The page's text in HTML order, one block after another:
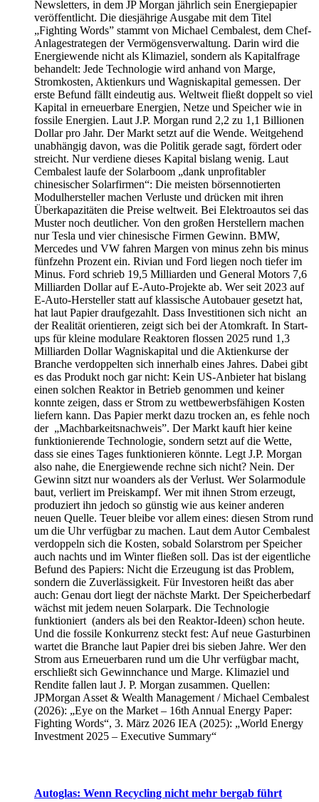
Newsletters, in dem JP Morgan jährlich sein Energiepapier
veröffentlicht. Die diesjährige Ausgabe mit dem Titel
„Fighting Words” stammt von Michael Cembalest, dem Chef-
Anlagestrategen der Vermögensverwaltung. Darin wird die
Energiewende nicht als Klimaziel, sondern als Kapitalfrage
behandelt: Jede Technologie wird anhand von Marge,
Stromkosten, Aktienkurs und Wagniskapital gemessen. Der
erste Befund fällt eindeutig aus. Weltweit fließt doppelt so viel
Kapital in erneuerbare Energien, Netze und Speicher wie in
fossile Energien. Laut J.P. Morgan rund 2,2 zu 1,1 Billionen
Dollar pro Jahr. Der Markt setzt auf die Wende. Weitgehend
unabhängig davon, was die Politik gerade sagt, fördert oder
streicht. Nur verdiene dieses Kapital bislang wenig. Laut
Cembalest laufe der Solarboom „dank unprofitabler
chinesischer Solarfirmen“: Die meisten börsennotierten
Modulhersteller machen Verluste und drücken mit ihren
Überkapazitäten die Preise weltweit. Bei Elektroautos sei das
Muster noch deutlicher. Von den großen Herstellern machen
nur Tesla und vier chinesische Firmen Gewinn. BMW,
Mercedes und VW fahren Margen von minus zehn bis minus
fünfzehn Prozent ein. Rivian und Ford liegen noch tiefer im
Minus. Ford schrieb 19,5 Milliarden und General Motors 7,6
Milliarden Dollar auf E-Auto-Projekte ab. Wer seit 2023 auf
E-Auto-Hersteller statt auf klassische Autobauer gesetzt hat,
hat laut Papier draufgezahlt. Dass Investitionen sich nicht an
der Realität orientieren, zeigt sich bei der Atomkraft. In Start-
ups für kleine modulare Reaktoren flossen 2025 rund 1,3
Milliarden Dollar Wagniskapital und die Aktienkurse der
Branche verdoppelten sich innerhalb eines Jahres. Dabei gibt
es das Produkt noch gar nicht: Kein US-Anbieter hat bislang
einen solchen Reaktor in Betrieb genommen und keiner
konnte zeigen, dass er Strom zu wettbewerbsfähigen Kosten
liefern kann. Das Papier merkt dazu trocken an, es fehle noch
der „Machbarkeitsnachweis”. Der Markt kauft hier keine
funktionierende Technologie, sondern setzt auf die Wette,
dass sie eines Tages funktionieren könnte. Legt J.P. Morgan
also nahe, die Energiewende rechne sich nicht? Nein. Der
Gewinn sitzt nur woanders als der Verlust. Wer Solarmodule
baut, verliert im Preiskampf. Wer mit ihnen Strom erzeugt,
produziert ihn jedoch so günstig wie aus keiner anderen
neuen Quelle. Teuer bleibe vor allem eines: diesen Strom rund
um die Uhr verfügbar zu machen. Laut dem Autor Cembalest
verdoppeln sich die Kosten, sobald Solarstrom per Speicher
auch nachts und im Winter fließen soll. Das ist der eigentliche
Befund des Papiers: Nicht die Erzeugung ist das Problem,
sondern die Zuverlässigkeit. Für Investoren heißt das aber
auch: Genau dort liegt der nächste Markt. Der Speicherbedarf
wächst mit jedem neuen Solarpark. Die Technologie
funktioniert (anders als bei den Reaktor-Ideen) schon heute.
Und die fossile Konkurrenz steckt fest: Auf neue Gasturbinen
wartet die Branche laut Papier drei bis sieben Jahre. Wer den
Strom aus Erneuerbaren rund um die Uhr verfügbar macht,
erschließt sich Gewinnchance und Marge. Klimaziel und
Rendite fallen laut J. P. Morgan zusammen. Quellen:
JPMorgan Asset & Wealth Management / Michael Cembalest
(2026): „Eye on the Market – 16th Annual Energy Paper:
Fighting Words“, 3. März 2026 IEA (2025): „World Energy
Investment 2025 – Executive Summary“
Autoglas: Wenn Recycling nicht mehr bergab führt